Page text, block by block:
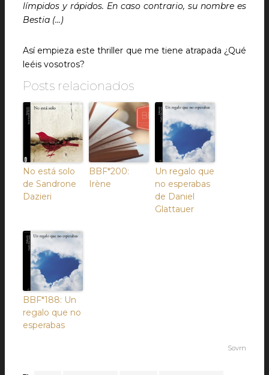
límpidos y rápidos. En caso contrario, su nombre es
Bestia (…)
Así empieza este thriller que me tiene atrapada ¿Qué
leéis vosotros?
Posts relacionados
No está solo
de Sandrone
Dazieri
BBF*200:
Irène
Un regalo que
no esperabas
de Daniel
Glattauer
BBF*188: Un
regalo que no
esperabas
Sovrn